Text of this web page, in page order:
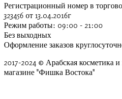
Регистрационный номер в
323456 от 13.04.2016г
Режим работы: 09:00 - 21:00
Без выходных
Оформление заказов
2017-2024 © Арабская косметика
магазине "Фишка Востока"